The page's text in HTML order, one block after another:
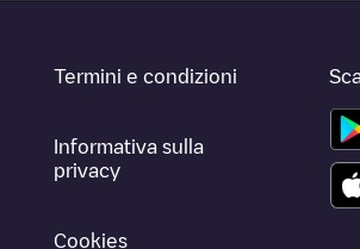
Termini e condizioni
Informativa sulla
privacy
Cookies